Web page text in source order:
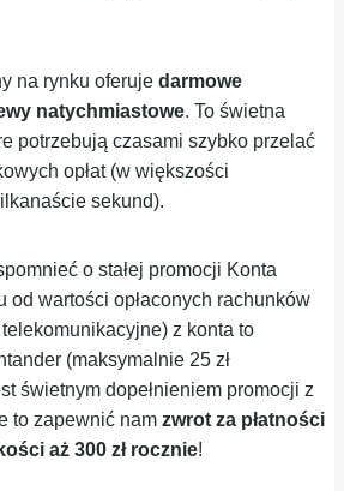
na rynku oferujedarmowe
natychmiastowe. To świetna
potrzebują czasami szybko przelać
opłat (w większości
sekund).
o stałej promocji Konta
od wartości opłaconych rachunków
z konta to
(maksymalnie 25 zł
świetnym dopełnieniem promocji z
to zapewnić namzwrot za płatności
aż 300 zł rocznie!